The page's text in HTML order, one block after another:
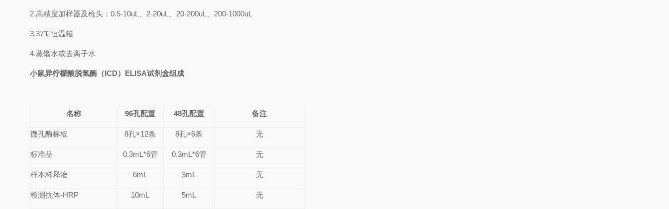
2.高精度加样器及枪头：0.5-10uL、2-20uL、20-200uL、200-1000uL
3.37℃恒温箱
4.蒸馏水或去离子水
小鼠异柠檬酸脱氢酶（ICD） ELISA试剂盒组成
名称 96孔配置 48孔配置 备注
微孔酶标板 8孔×12条 8孔×6条 无
标准品 0.3mL*6管 0.3mL*6管 无
样本稀释液 6mL 3mL 无
检测抗体-HRP 10mL 5mL 无